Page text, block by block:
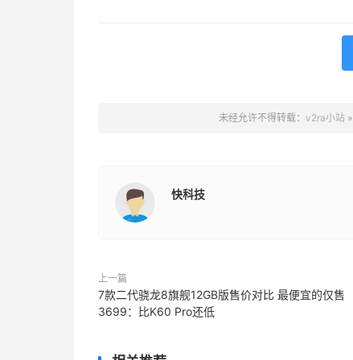
未经允许不得转载： v2ra小站»
快科技
上一篇
7款二代骁龙8旗舰12GB版售价对比 最便宜的仅售
3699：比K60 Pro还低